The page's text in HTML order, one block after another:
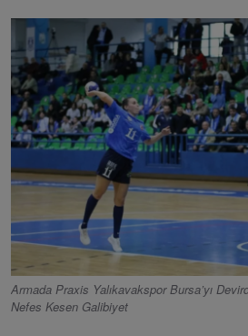
Armada Praxis Yalıkavakspor Bursa’yı
Nefes Kesen Galibiyet